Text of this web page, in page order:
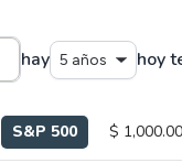
hay 5 años hoy
S&P 500 $